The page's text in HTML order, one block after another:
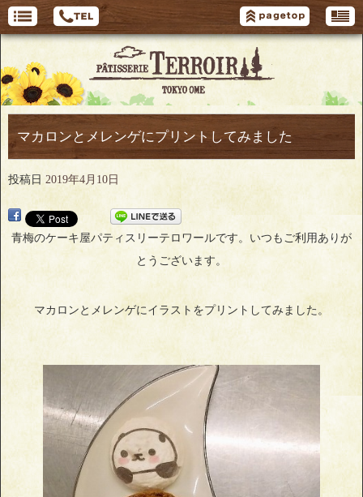
マカロンとメレンゲにプリントしてみました
投稿日 2019年4月10日
青梅のケーキ屋パティスリーテロワールです。いつもご利用ありが
とうございます。
マカロンとメレンゲにイラストをプリントしてみました。